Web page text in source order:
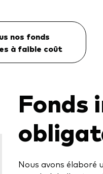
nos fonds
à faible coût
Fonds
Nous avons élaboré